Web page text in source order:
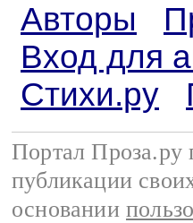
Авторы
Вход для
Стихи.ру
Портал Проза.ру
публикации
основании